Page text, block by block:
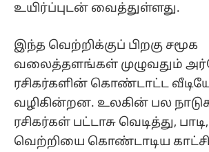
உயிர்ப்புடன் வைத்துள்ளது.
இந்த வெற்றிக்குப் பிறகு சமூக
வலைத்தளங்கள் முழுவதும்
ரசிகர்களின் கொண்டாட்ட
வழிகின்றன. உலகின் பல
ரசிகர்கள் பட்டாசு வெடித்து,
வெற்றியை கொண்டாடிய